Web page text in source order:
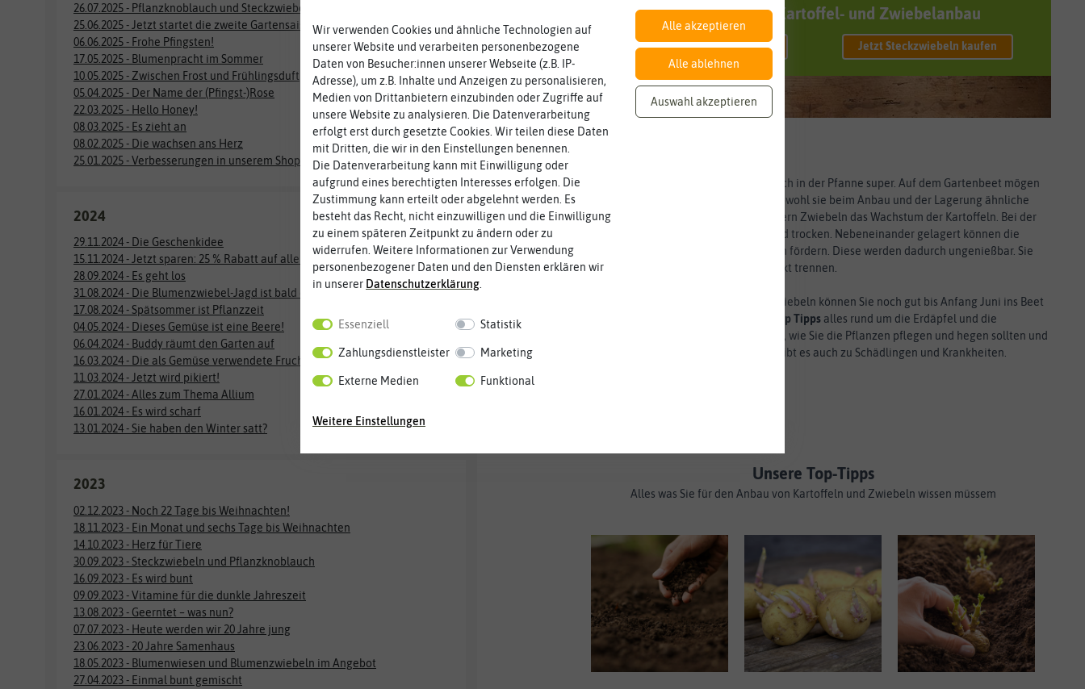
25.01.2025 - Verbesserungen in unserem Shop
08.02.2025 - Die wachsen ans Herz
08.03.2025 - Es zieht an
22.03.2025 - Hello Honey!
05.04.2025 - Der Name der (Pfingst-)Rose
10.05.2025 - Zwischen Frost und Frühlingsduft
17.05.2025 - Blumenpracht im Sommer
06.06.2025 - Frohe Pfingsten!
25.06.2025 - Jetzt startet die zweite Gartensaison
26.07.2025 - Pflanzknoblauch und Steckzwiebeln im Vorverkauf
2024
13.01.2024 - Sie haben den Winter satt?
16.01.2024 - Es wird scharf
27.01.2024 - Alles zum Thema Allium
11.03.2024 - Jetzt wird pikiert!
16.03.2024 - Die als Gemüse verwendete Frucht, die eine Beere ist
06.04.2024 - Buddy räumt den Garten auf
04.05.2024 - Dieses Gemüse ist eine Beere!
17.08.2024 - Spätsommer ist Pflanzzeit
31.08.2024 - Die Blumenzwiebel-Jagd ist bald eröffnet
28.09.2024 - Es geht los
15.11.2024 - Jetzt sparen: 25 % Rabatt auf alle vorrätigen Produkte!
29.11.2024 - Die Geschenkidee
2023
27.04.2023 - Einmal bunt gemischt
18.05.2023 - Blumenwiesen und Blumenzwiebeln im Angebot
23.06.2023 - 20 Jahre Samenhaus
07.07.2023 - Heute werden wir 20 Jahre jung
13.08.2023 - Geerntet – was nun?
09.09.2023 - Vitamine für die dunkle Jahreszeit
16.09.2023 - Es wird bunt
30.09.2023 - Steckzwiebeln und Pflanzknoblauch
14.10.2023 - Herz für Tiere
18.11.2023 - Ein Monat und sechs Tage bis Weihnachten
02.12.2023 - Noch 22 Tage bis Weihnachten!
Alles rund um den Kartoffel- und Zwiebelanbau
Jetzt Pflanzkartoffeln kaufen Jetzt Steckzwiebeln kaufen
Bratkartoffeln und Zwiebeln verstehen sich in der Pfanne super. Auf dem Gartenbeet mögen
sie aber keine Nachbarn sein. Und das, obwohl sie beim Anbau und der Lagerung ähnliche
Bedingungen wünschen. Im Beet verhindern Zwiebeln das Wachstum der Kartoffeln. Bei der
Lagerung lieben es beide dunkel, kühl und trocken. Nebeneinander gelagert können die
Zwiebeln aber die Keimung der Kartoffeln fördern. Diese werden dadurch ungenießbar. Sie
sollten also Kartoffeln und Zwiebeln strickt trennen.
Kartoffeln, Schalotten, Knoblauch und Zwiebeln können Sie noch gut bis Anfang Juni ins Beet
Top Tipps alles rund um die Erdäpfel und die
„zweifachen Bollen“. Bei uns gibt es Tipps, wie Sie die Pflanzen pflegen und hegen sollten und
was bei der Ernte zu beachten ist. Tipps gibt es auch zu Schädlingen und Krankheiten.
Unsere Top-Tipps
Alles was Sie für den Anbau von Kartoffeln und Zwiebeln wissen müssem
Wir verwenden Cookies und ähnliche Technologien auf
unserer Website und verarbeiten personenbezogene
Daten von Besucher:innen unserer Webseite (z.B. IP-
Adresse), um z.B. Inhalte und Anzeigen zu personalisieren,
Medien von Drittanbietern einzubinden oder Zugriffe auf
unsere Website zu analysieren. Die Datenverarbeitung
erfolgt erst durch gesetzte Cookies. Wir teilen diese Daten
mit Dritten, die wir in den Einstellungen benennen.
Die Datenverarbeitung kann mit Einwilligung oder
aufgrund eines berechtigten Interesses erfolgen. Die
Zustimmung kann erteilt oder abgelehnt werden. Es
besteht das Recht, nicht einzuwilligen und die Einwilligung
zu einem späteren Zeitpunkt zu ändern oder zu
widerrufen. Weitere Informationen zur Verwendung
personenbezogener Daten und den Diensten erklären wir
in unserer Daten­schutz­erklärung
Essenziell Statistik
Zahlungsdienstleister Marketing
Externe Medien Funktional
Weitere Einstellungen
Alle akzeptieren
Alle ablehnen
Auswahl akzeptieren